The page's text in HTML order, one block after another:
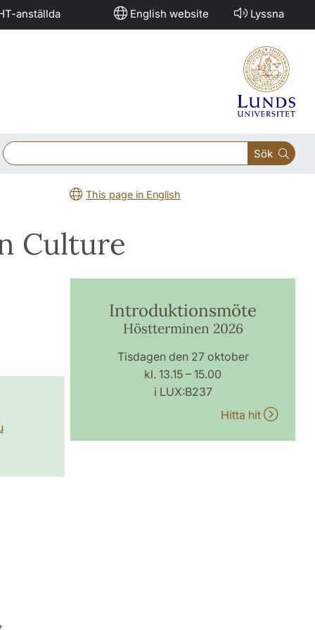
anställda English website Lyssna
Sök
This page in English
Culture
Introduktionsmöte
Höstterminen 2026
Tisdagen den 27 oktober
kl. 13.15 – 15.00
i LUX:B237
Hitta hit